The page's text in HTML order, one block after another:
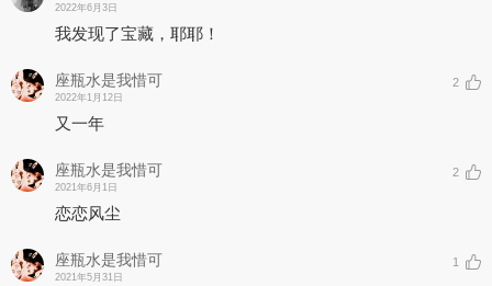
2022年6月3日
我发现了宝藏，耶耶！
座瓶水是我惜可
2022年1月12日
2
又一年
座瓶水是我惜可
2021年6月1日
2
恋恋风尘
座瓶水是我惜可
2021年5月31日
1